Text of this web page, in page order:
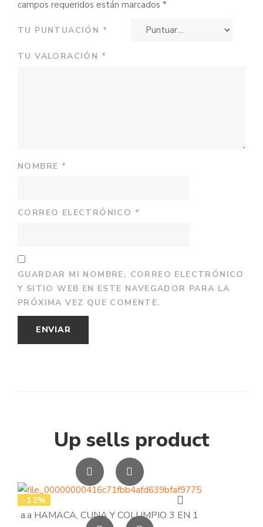
campos requeridos están marcados *
TU PUNTUACIÓN *
TU VALORACIÓN *
NOMBRE *
CORREO ELECTRÓNICO *
GUARDAR MI NOMBRE, CORREO ELECTRÓNICO
Y SITIO WEB EN ESTE NAVEGADOR PARA LA
PRÓXIMA VEZ QUE COMENTE.
Up sells product
-12%
a.a HAMACA, CUNA Y COLUMPIO 3 EN 1